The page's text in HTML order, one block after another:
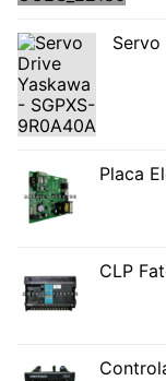
Servo
Placa
CLP